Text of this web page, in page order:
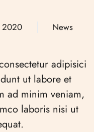
2020 News
adipisici
ut labore et
ad minim veniam,
laboris nisi ut